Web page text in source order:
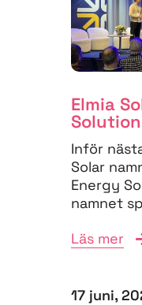
Elmia
Inför
Solar
Energy
namnet
Läs mer
17 juni,